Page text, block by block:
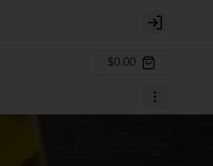
Login
$0.00